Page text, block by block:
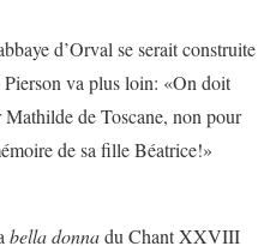
d’Orval se serait construite
va plus loin: «On doit
de Toscane, non pour
de sa fille Béatrice!»
bella donnadu Chant XXVIII